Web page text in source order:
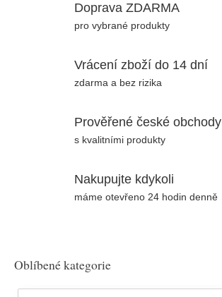
Doprava ZDARMA
pro vybrané produkty
Vrácení zboží do 14 dní
zdarma a bez rizika
Prověřené české obchody
s kvalitními produkty
Nakupujte kdykoli
máme otevřeno 24 hodin denně
Oblíbené kategorie